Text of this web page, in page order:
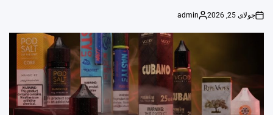
on
جولای 25, 2026
Posted
admin